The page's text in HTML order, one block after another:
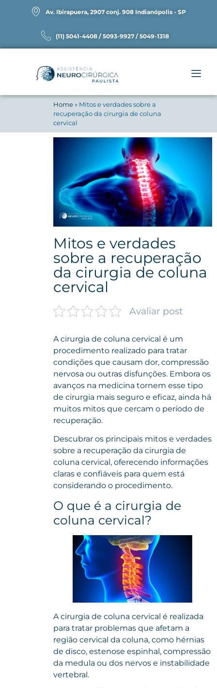
Av. Ibirapuera, 2907 conj. 908 Indianópolis - SP
(11) 5041-4408 / 5093-9927 / 5049-1318
Home» Mitos e verdades sobre a
recuperação da cirurgia de coluna
cervical
Mitos e verdades
sobre a recuperação
da cirurgia de coluna
cervical
Avaliar post
A cirurgia de coluna cervical é um
procedimento realizado para tratar
condições que causam dor, compressão
nervosa ou outras disfunções. Embora os
avanços na medicina tornem esse tipo
de cirurgia mais seguro e eficaz, ainda há
muitos mitos que cercam o período de
recuperação.
Descubrar os principais mitos e verdades
sobre a recuperação da cirurgia de
coluna cervical, oferecendo informações
claras e confiáveis para quem está
considerando o procedimento.
O que é a cirurgia de
coluna cervical?
Acirurgia de coluna cervical é realizada
para tratar problemas que afetam a
região cervical da coluna, como hérnias
de disco, estenose espinhal, compressão
da medula ou dos nervos e instabilidade
vertebral.